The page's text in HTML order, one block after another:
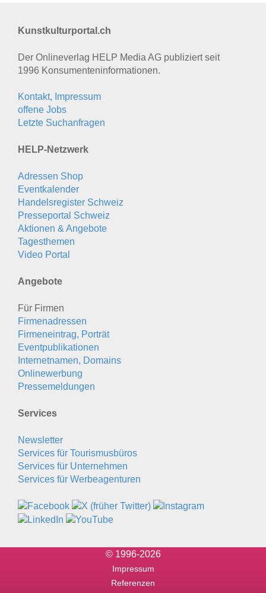
Kunstkulturportal.ch
Der Onlineverlag HELP Media AG publiziert seit
1996 Konsumenten­informationen.
Kontakt, Impressum
offene Jobs
Letzte Suchanfragen
HELP-Netzwerk
Adressen Shop
Eventkalender
Handelsregister Schweiz
Presseportal Schweiz
Aktionen & Angebote
Tagesthemen
Video Portal
Angebote
Für Firmen
Firmenadressen
Firmeneintrag, Porträt
Eventpublikationen
Internetnamen, Domains
Onlinewerbung
Pressemeldungen
Services
Newsletter
Services für Tourismusbüros
Services für Unternehmen
Services für Werbeagenturen
© 1996-2026
Impressum
Referenzen